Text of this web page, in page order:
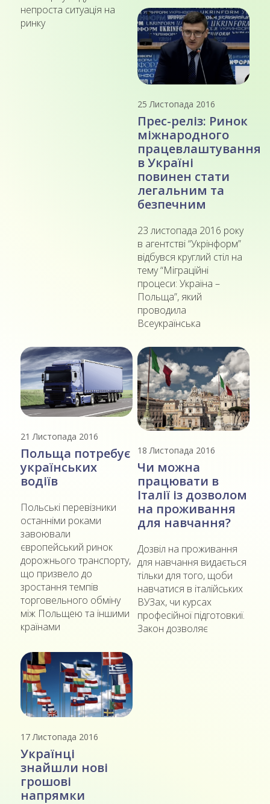
непроста ситуація на
ринку
25 Листопада 2016
Прес-реліз: Ринок
міжнародного
працевлаштування
в Україні
повинен стати
легальним та
безпечним
23 листопада 2016 року
в агентстві “Укрінформ”
відбувся круглий стіл на
тему “Міграційні
процеси: Україна –
Польща”, який
проводила
Всеукраїнська
21 Листопада 2016
Польща потребує
українських
водіїв
Польські перевізники
останніми роками
завоювали
європейський ринок
дорожнього транспорту,
що призвело до
зростання темпів
торговельного обміну
між Польщею та іншими
країнами
18 Листопада 2016
Чи можна
працювати в
Італії із дозволом
на проживання
для навчання?
Дозвіл на проживання
для навчання видається
тільки для того, щоби
навчатися в італійських
ВУЗах, чи курсах
професійної підготовкиї.
Закон дозволяє
17 Листопада 2016
Українці
знайшли нові
грошові
напрямки